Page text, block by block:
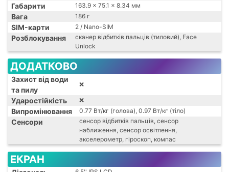
Габарити 163.9 x 75.1 x 8.34 мм
Вага 186 г
SIM-карти 2 / Nano-SIM
Розблокування
сканер відбитків пальців (тиловий), Face
Unlock
ДОДАТКОВО
Захист від води
та пилу
❌
Ударостійкість ❌
Випромінювання 0.77 Вт/кг (голова), 0.97 Вт/кг (тіло)
Сенсори
сенсор відбитків пальців, сенсор
наближення, сенсор освітлення,
акселерометр, гіроскоп, компас
ЕКРАН